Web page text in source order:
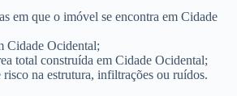
em que o imóvel se encontra em Cidade
Cidade Ocidental;
total construída em Cidade Ocidental;
risco na estrutura, infiltrações ou ruídos.